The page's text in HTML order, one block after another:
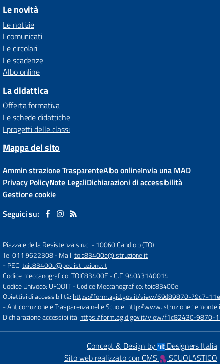
Le novità
Le notizie
I comunicati
Le circolari
Le scadenze
Albo online
La didattica
Offerta formativa
Le schede didattiche
I progetti delle classi
Mappa del sito
Amministrazione TrasparenteAlbo onlineInvia una MAD
Privacy PolicyNote LegaliDichiarazioni di accessibilità
Gestione cookie
Seguici su:
Piazzale della Resistenza s.n.c. -10060 Candiolo (TO)
Tel 011 9622308- Mail:toic83400e@istruzione.it
- PEC:toic83400e@pec.istruzione.it
Codice meccanografico: TOIC83400E - C.F. 94043140014
Codice Univoco: UFQOJT- Codice Meccanografico: toic83400e
Obiettivi di accessibilità: https://form.agid.gov.it/view/69d89870-79c7-
- Anticorruzione e Trasparenza nelle Scuole: http://
Dichiarazione accessibilità: https://form.agid.gov.it/view/f1c82430-9870-
Concept & Design by
Designers Italia
Sito web realizzato con CMS
SCUOLASTICO